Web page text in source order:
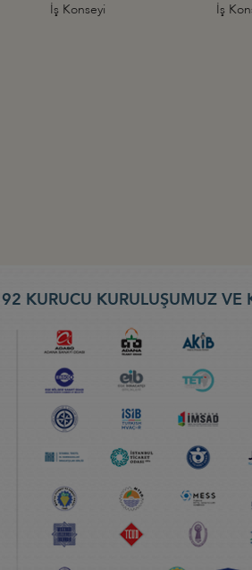
İş Konseyi
İş
92 KURUCU KURULUŞUMUZ